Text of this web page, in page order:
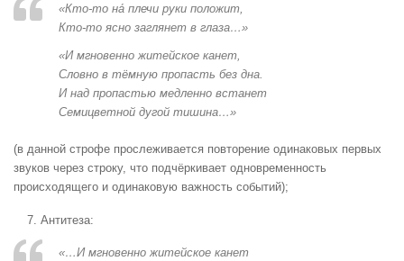
«Кто-то на́ плечи руки положит,
Кто-то ясно заглянет в глаза…»
«И мгновенно житейское канет,
Словно в тёмную пропасть без дна.
И над пропастью медленно встанет
Семицветной дугой тишина…»
(в данной строфе прослеживается повторение одинаковых первых
звуков через строку, что подчёркивает одновременность
происходящего и одинаковую важность событий);
Антитеза:
«…И мгновенно житейское канет